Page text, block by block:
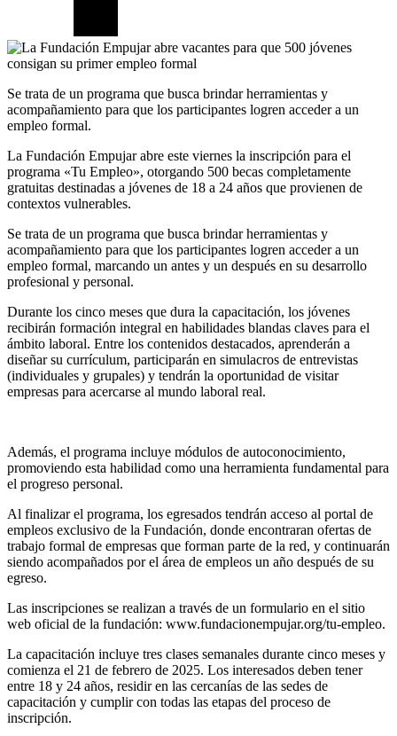
Se trata de un programa que busca brindar herramientas y
acompañamiento para que los participantes logren acceder a un
empleo formal.
La Fundación Empujar abre este viernes la inscripción para el
programa «Tu Empleo», otorgando 500 becas completamente
gratuitas destinadas a jóvenes de 18 a 24 años que provienen de
contextos vulnerables.
Se trata de un programa que busca brindar herramientas y
acompañamiento para que los participantes logren acceder a un
empleo formal, marcando un antes y un después en su desarrollo
profesional y personal.
Durante los cinco meses que dura la capacitación, los jóvenes
recibirán formación integral en habilidades blandas claves para el
ámbito laboral. Entre los contenidos destacados, aprenderán a
diseñar su currículum, participarán en simulacros de entrevistas
(individuales y grupales) y tendrán la oportunidad de visitar
empresas para acercarse al mundo laboral real.
Además, el programa incluye módulos de autoconocimiento,
promoviendo esta habilidad como una herramienta fundamental para
el progreso personal.
Al finalizar el programa, los egresados tendrán acceso al portal de
empleos exclusivo de la Fundación, donde encontraran ofertas de
trabajo formal de empresas que forman parte de la red, y continuarán
siendo acompañados por el área de empleos un año después de su
egreso.
Las inscripciones se realizan a través de un formulario en el sitio
web oficial de la fundación: www.fundacionempujar.org/tu-empleo.
La capacitación incluye tres clases semanales durante cinco meses y
comienza el 21 de febrero de 2025. Los interesados deben tener
entre 18 y 24 años, residir en las cercanías de las sedes de
capacitación y cumplir con todas las etapas del proceso de
inscripción.